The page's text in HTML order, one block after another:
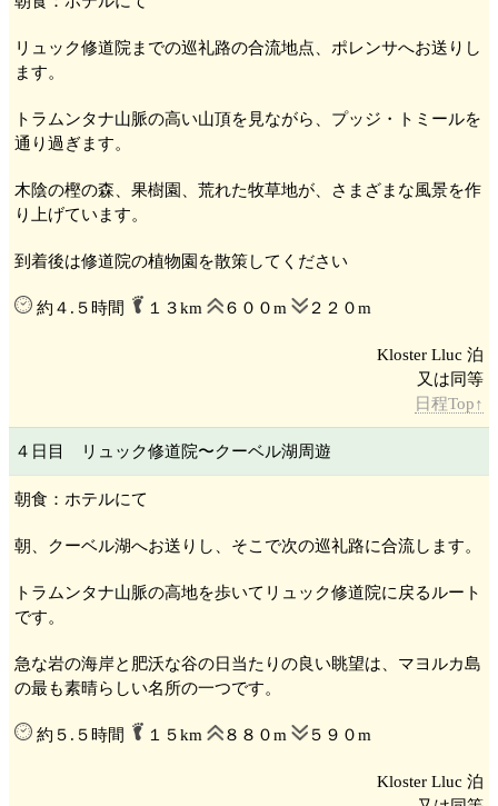
リュック修道院 までの巡礼路の合流地点、ポレンサへお送りし
ます。
トラムンタナ山脈の高い山頂を見ながら、プッジ・トミールを
通り過ぎます。
木陰の樫の森、果樹園、荒れた牧草地が、さまざまな風景を作
り上げています。
到着後は修道院の植物園を散策してください
約４.５時間 １３km ６００m ２２０m
Kloster Lluc 泊
又は同等
日程Top↑
４日目 リュック修道院〜クーベル湖 周遊
朝食：ホテルにて
朝、クーベル湖へお送りし、そこで次の巡礼路に合流します。
トラムンタナ山脈の高地を歩いてリュック修道院に戻るルート
です。
急な岩の海岸と肥沃な谷の日当たりの良い眺望は、マヨルカ島
の最も素晴らしい名所の一つです。
約５.５時間 １５km ８８０m ５９０m
Kloster Lluc 泊